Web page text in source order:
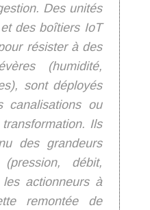
Des unités
des boîtiers IoT
résister à des
(humidité,
sont déployés
canalisations ou
Ils
des grandeurs
débit,
actionneurs à
remontée de